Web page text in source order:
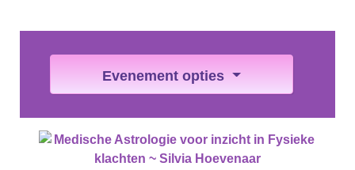
Evenement opties